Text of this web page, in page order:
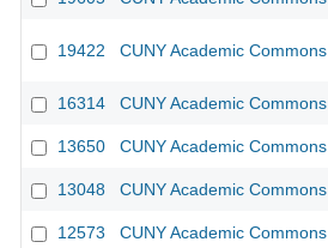
19422 CUNY Academic Commons
16314 CUNY Academic Commons
13650 CUNY Academic Commons
13048 CUNY Academic Commons
12573 CUNY Academic Commons